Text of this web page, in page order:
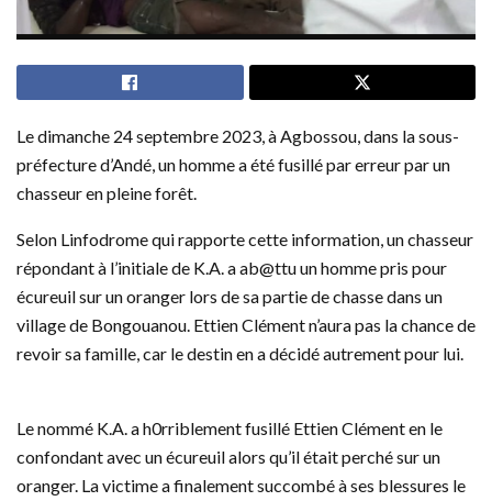
Le dimanche 24 septembre 2023, à Agbossou, dans la sous-
préfecture d’Andé, un homme a été fusillé par erreur par un
chasseur en pleine forêt.
Selon Linfodrome qui rapporte cette information, un chasseur
répondant à l’initiale de K.A. a ab@ttu un homme pris pour
écureuil sur un oranger lors de sa partie de chasse dans un
village de Bongouanou. Ettien Clément n’aura pas la chance de
revoir sa famille, car le destin en a décidé autrement pour lui.
Le nommé K.A. a h0rriblement fusillé Ettien Clément en le
confondant avec un écureuil alors qu’il était perché sur un
oranger. La victime a finalement succombé à ses blessures le